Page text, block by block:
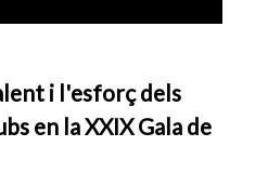
i l'esforç dels
en la XXIX Gala de